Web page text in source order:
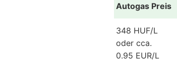
Autogas Preis
348 HUF/L
oder cca.
0.95 EUR/L